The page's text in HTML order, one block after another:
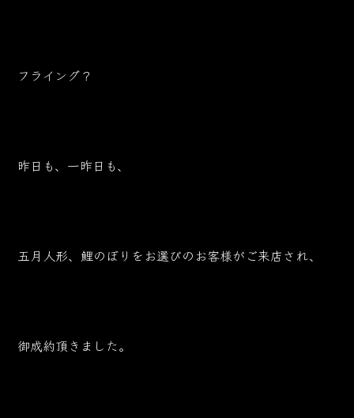
フライング？
昨日も、一昨日も、
五月人形、鯉のぼりをお選びのお客様がご来店され、
御成約頂きました。